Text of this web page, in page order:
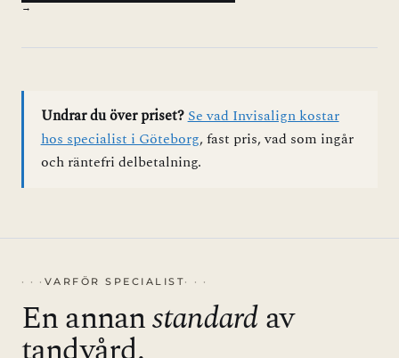
→
Undrar du över priset?Se vad Invisalign kostar
hos specialist i Göteborg, fast pris, vad som ingår
och räntefri delbetalning.
VARFÖR SPECIALIST
En annanstandardav